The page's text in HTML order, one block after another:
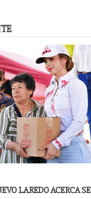
LAREDO ACERCA